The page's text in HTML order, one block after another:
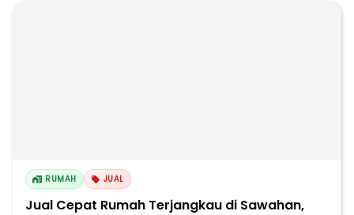
RUMAH JUAL
Jual Cepat Rumah Terjangkau di Sawahan,